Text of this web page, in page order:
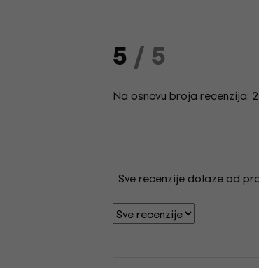
5/ 5
Na osnovu broja recenzija: 2
Sve recenzije dolaze od